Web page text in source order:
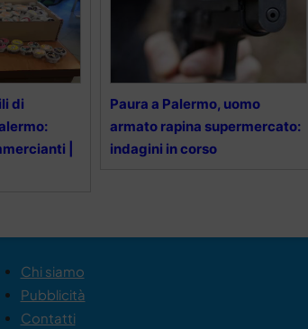
di
|
Paura a Palermo, uomo
armato rapina supermercato:
indagini in corso
Chi siamo
Pubblicità
Contatti